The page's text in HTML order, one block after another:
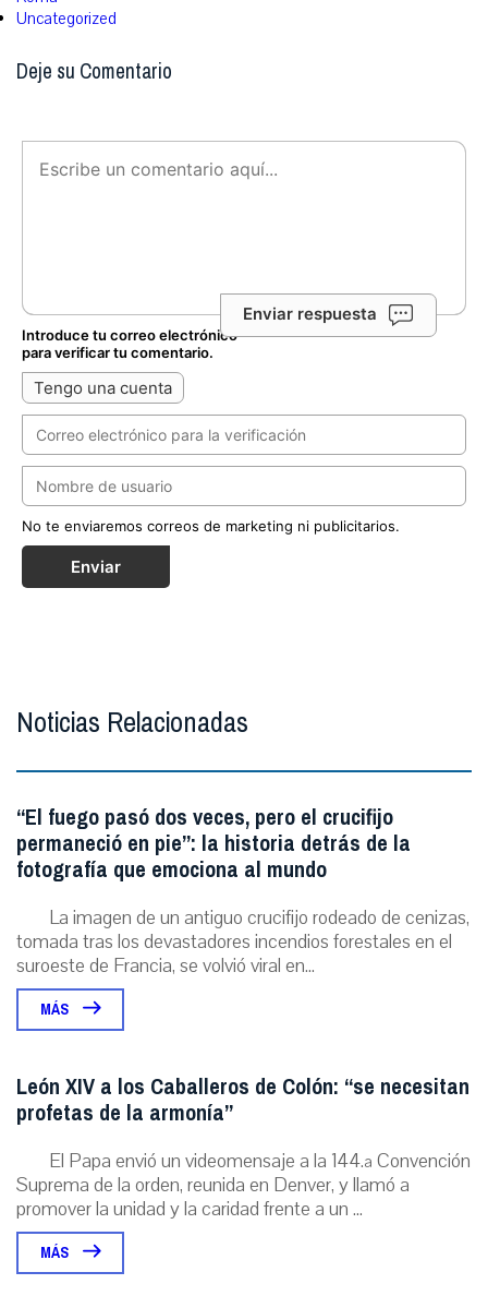
Uncategorized
Deje su Comentario
Enviar respuesta
Introduce tu correo electrónico
para verificar tu comentario.
Tengo una cuenta
No te enviaremos correos de marketing ni publicitarios.
Enviar
Noticias Relacionadas
“El fuego pasó dos veces, pero el crucifijo
permaneció en pie”: la historia detrás de la
fotografía que emociona al mundo
La imagen de un antiguo crucifijo rodeado de cenizas,
tomada tras los devastadores incendios forestales en el
suroeste de Francia, se volvió viral en...
MÁS
León XIV a los Caballeros de Colón: “se necesitan
profetas de la armonía”
El Papa envió un videomensaje a la 144.ª Convención
Suprema de la orden, reunida en Denver, y llamó a
promover la unidad y la caridad frente a un ...
MÁS